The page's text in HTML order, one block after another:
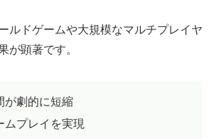
ルドゲームや大規模なマルチプレイヤ
が顕著です。
が劇的に短縮
ムプレイを実現